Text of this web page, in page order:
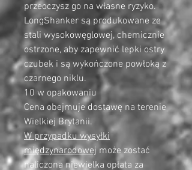
przeoczysz go na własne ryzyko.
LongShanker są produkowane ze
stali wysokowęglowej, chemicznie
ostrzone, aby zapewnić lepki ostry
czubek i są wykończone powłoką z
czarnego niklu.
10 w opakowaniu
Cena obejmuje dostawę na terenie
Wielkiej Brytanii.
W przypadku wysyłki
międzynarodowejmoże zostać
naliczona niewielka opłata za